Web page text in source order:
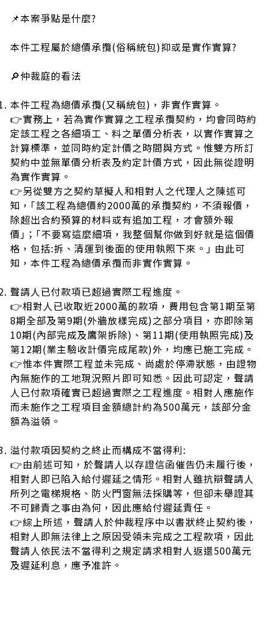
📌本案爭點是什麼?
本件工程屬於總價承攬(俗稱統包)抑或是實作實算?
🔎仲裁庭的看法
本件工程為總價承攬(又稱統包)，非實作實算。
👉實務上，若為實作實算之工程承攬契約，均會同時約
定該工程之各細項工、料之單價分析表，以實作實算之
計算標準，並同時約定計價之時間與方式。 惟雙方所訂
契約中並無單價分析表及約定計價方式，因此無從證明
為實作實算。
👉另從雙方之契約草擬人和相對人之代理人之陳述可
知，｢該工程為總價約2000萬的承攬契約，不須報價，
除超出合約預算的材料或有追加工程，才會額外報
價｣；｢不要寫這麼細項，我整個幫你做到好就是這個價
格，包括:拆、清運到後面的使用執照下來。｣ 由此可
知，本件工程為總價承攬而非實作實算。
聲請人已付款項已超過實際工程進度。
👉相對人已收取近2000萬的款項，費用包含第1期至第
8期全部及第9期(外牆放樣完成)之部分項目，亦即除第
10期(內部完成及鷹架拆除)、第11期(使用執照完成)及
第12期(業主驗收計價完成尾款)外，均應已施工完成。
👉惟本件實際工程並未完成 、 尚處於停滯狀態，由證物
內無施作的工地現況照片即可知悉 。因此可認定，聲請
人已付款項確實已超過實際之工程進度。 相對人應施作
而未施作之工程項目金額總計約為500萬元，該部分金
額為溢領。
溢付款項因契約之終止而構成不當得利:
👉由前述可知，於聲請人以存證信函催告仍未履行後，
相對人即已陷入給付遲延之情形。相對人雖抗辯聲請人
所列之電梯規格、防火門窗無法採購等，但卻未舉證其
不可歸責之事由為何，因此應給付遲延責任。
👉綜上所述，聲請人於仲裁程序中以書狀終止契約後，
相對人即無法律上之原因受領未完成之工程款項，因此
聲請人依民法不當得利之規定請求相對人返還500萬元
及遲延利息，應予准許。